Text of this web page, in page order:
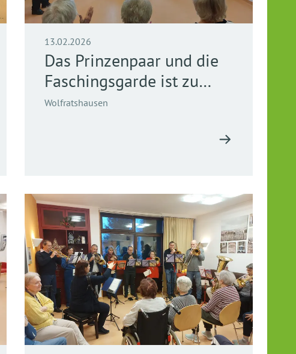
13.02.2026
Das Prinzenpaar und die
Faschingsgarde ist zu
Besuch
Wolfratshausen